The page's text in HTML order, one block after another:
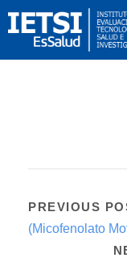
PREVIOUS
(Micofenolato